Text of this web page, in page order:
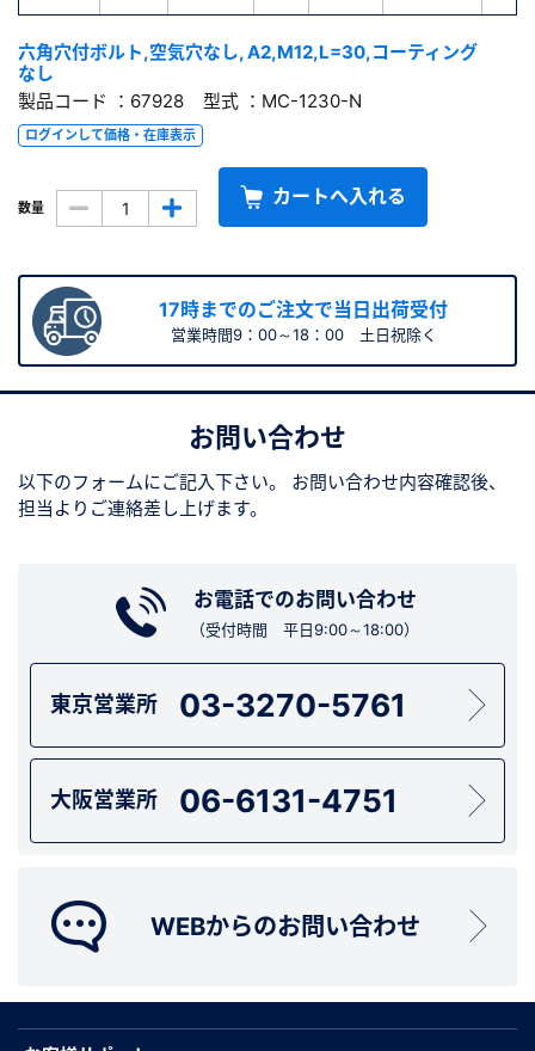
六角穴付ボルト,空気穴なし, A2,M12,L=30,コーティング
なし
製品コード ：67928 型式 ：MC-1230-N
ログインして価格・在庫表示
数量 カートへ入れる
17時までのご注文で当日出荷受付
営業時間9：00～18：00 土日祝除く
お問い合わせ
以下のフォームにご記入下さい。
お問い合わせ内容確認後、
担当よりご連絡差し上げます。
お電話でのお問い合わせ
（受付時間 平日9:00～18:00）
東京営業所 03-3270-5761
大阪営業所 06-6131-4751
WEBからのお問い合わせ